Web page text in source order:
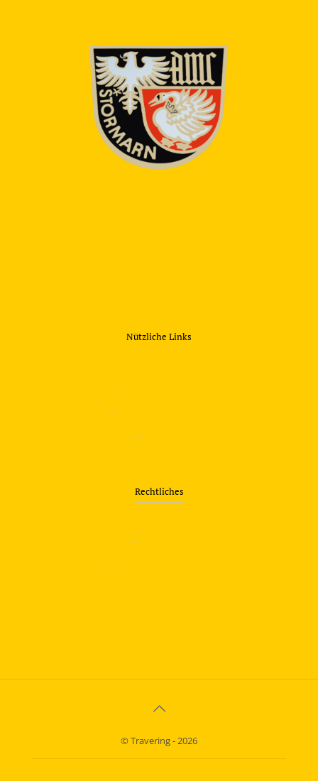
Nützliche Links
—
—
—
Rechtliches
—
—
© Travering - 2026